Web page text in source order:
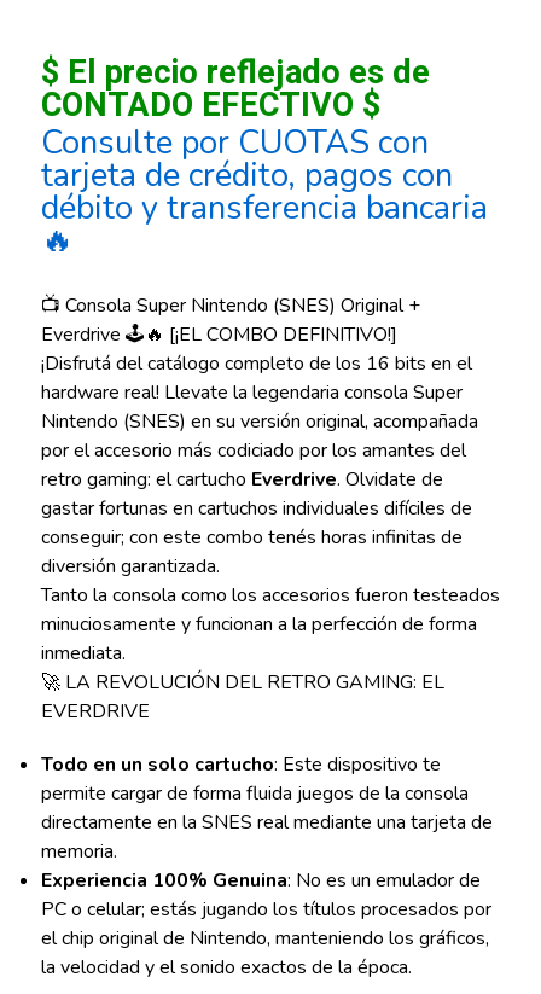
$ El precio reflejado es de
CONTADO EFECTIVO $
Consulte por CUOTAS con
tarjeta de crédito, pagos con
débito y transferencia bancaria
🔥
📺 Consola Super Nintendo (SNES) Original +
Everdrive 🕹️🔥 [¡EL COMBO DEFINITIVO!]
¡Disfrutá del catálogo completo de los 16 bits en el
hardware real! Llevate la legendaria consola Super
Nintendo (SNES) en su versión original, acompañada
por el accesorio más codiciado por los amantes del
retro gaming: el cartucho Everdrive. Olvidate de
gastar fortunas en cartuchos individuales difíciles de
conseguir; con este combo tenés horas infinitas de
diversión garantizada.
Tanto la consola como los accesorios fueron testeados
minuciosamente y funcionan a la perfección de forma
inmediata.
🚀 LA REVOLUCIÓN DEL RETRO GAMING: EL
EVERDRIVE
Todo en un solo cartucho: Este dispositivo te
permite cargar de forma fluida juegos de la consola
directamente en la SNES real mediante una tarjeta de
memoria.
Experiencia 100% Genuina: No es un emulador de
PC o celular; estás jugando los títulos procesados por
el chip original de Nintendo, manteniendo los gráficos,
la velocidad y el sonido exactos de la época.